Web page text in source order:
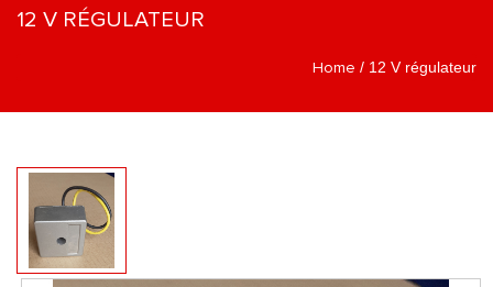
12 V RÉGULATEUR
Home / 12 V régulateur